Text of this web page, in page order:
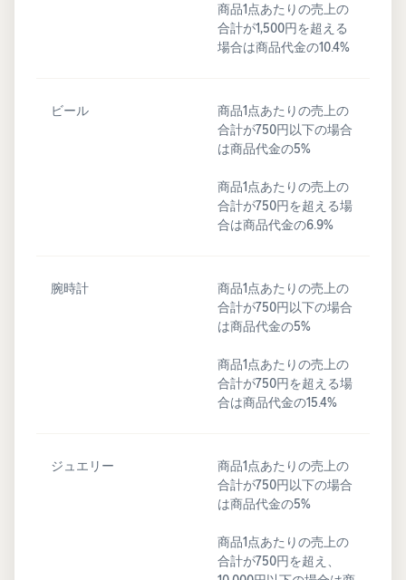
商品1点あたりの売上の
合計が1,500円を超える
場合は商品代金の10.4%
ビール
商品1点あたりの売上の
合計が750円以下の場合
は商品代金の5%
商品1点あたりの売上の
合計が750円を超える場
合は商品代金の6.9%
腕時計
商品1点あたりの売上の
合計が750円以下の場合
は商品代金の5%
商品1点あたりの売上の
合計が750円を超える場
合は商品代金の15.4%
ジュエリー
商品1点あたりの売上の
合計が750円以下の場合
は商品代金の5%
商品1点あたりの売上の
合計が750円を超え、